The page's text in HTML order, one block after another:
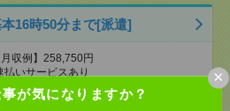
が気になりますか？
×
16時50分まで[派遣]
収例】258,750円
いサービスあり